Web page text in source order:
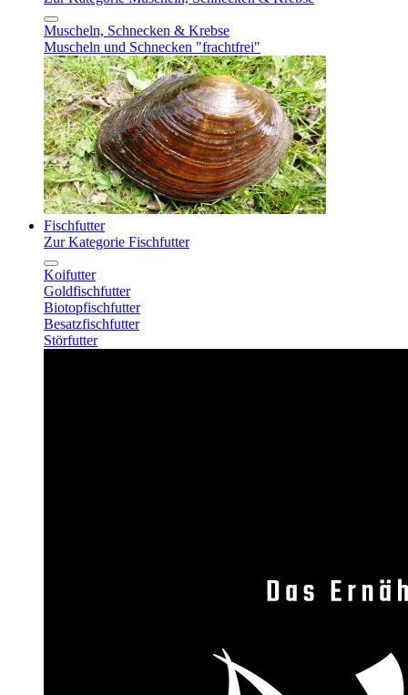
Muscheln, Schnecken & Krebse
Muscheln und Schnecken "frachtfrei"
Fischfutter
Zur Kategorie Fischfutter
Koifutter
Goldfischfutter
Biotopfischfutter
Besatzfischfutter
Störfutter